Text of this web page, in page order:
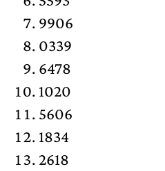
9906
0339
6478
1020
5606
1834
2618